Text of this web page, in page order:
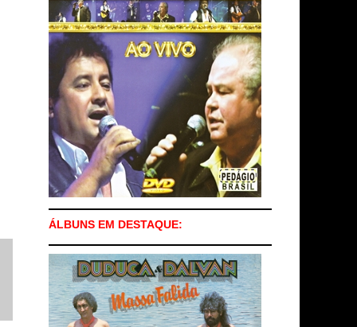
ÁLBUNS EM DESTAQUE: